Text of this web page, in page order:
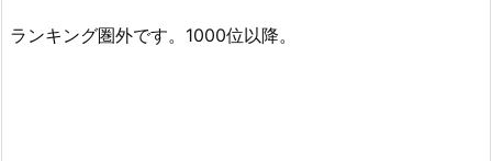
ランキング圏外です。1000位以降。